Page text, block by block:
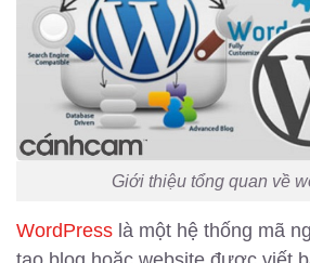
Giới thiệu tổng quan về
WordPress là một hệ thống mã